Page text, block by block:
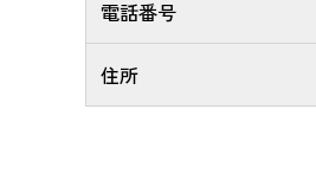
電話番号
住所